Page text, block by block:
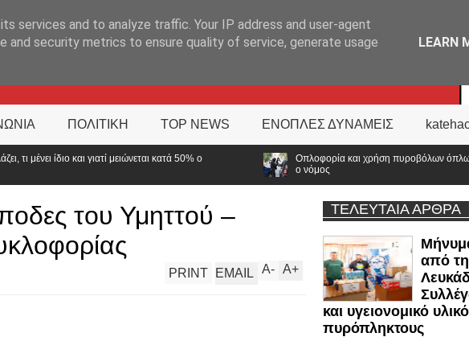
ΠΟΛΙΤΙΚΗ TOP NEWS ΕΝΟΠΛΕΣ ΔΥΝΑΜΕΙΣ
κατά 50% ο
Οπλοφορία και χρήση πυροβόλων όπλων από αστυνομικούς: Ήρθε η
του Υμηττού –
A+
A-
PRINT EMAIL
ΤΕΛΕΥΤΑΙΑ ΑΡΘΡΑ
από
και υγειονομικό
πυρόπληκτους
services and to analyze traffic. Your IP address and user-agent
and security metrics to ensure quality of service, generate usage
LEARN